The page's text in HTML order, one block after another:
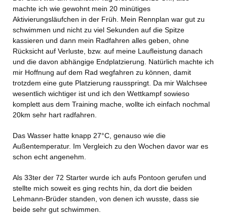
machte ich wie gewohnt mein 20 minütiges
Aktivierungsläufchen in der Früh. Mein Rennplan war gut zu
schwimmen und nicht zu viel Sekunden auf die Spitze
kassieren und dann mein Radfahren alles geben, ohne
Rücksicht auf Verluste, bzw. auf meine Laufleistung danach
und die davon abhängige Endplatzierung. Natürlich machte ich
mir Hoffnung auf dem Rad wegfahren zu können, damit
trotzdem eine gute Platzierung rausspringt. Da mir Walchsee
wesentlich wichtiger ist und ich den Wettkampf sowieso
komplett aus dem Training mache, wollte ich einfach nochmal
20km sehr hart radfahren.
Das Wasser hatte knapp 27°C, genauso wie die
Außentemperatur. Im Vergleich zu den Wochen davor war es
schon echt angenehm.
Als 33ter der 72 Starter wurde ich aufs Pontoon gerufen und
stellte mich soweit es ging rechts hin, da dort die beiden
Lehmann-Brüder standen, von denen ich wusste, dass sie
beide sehr gut schwimmen.